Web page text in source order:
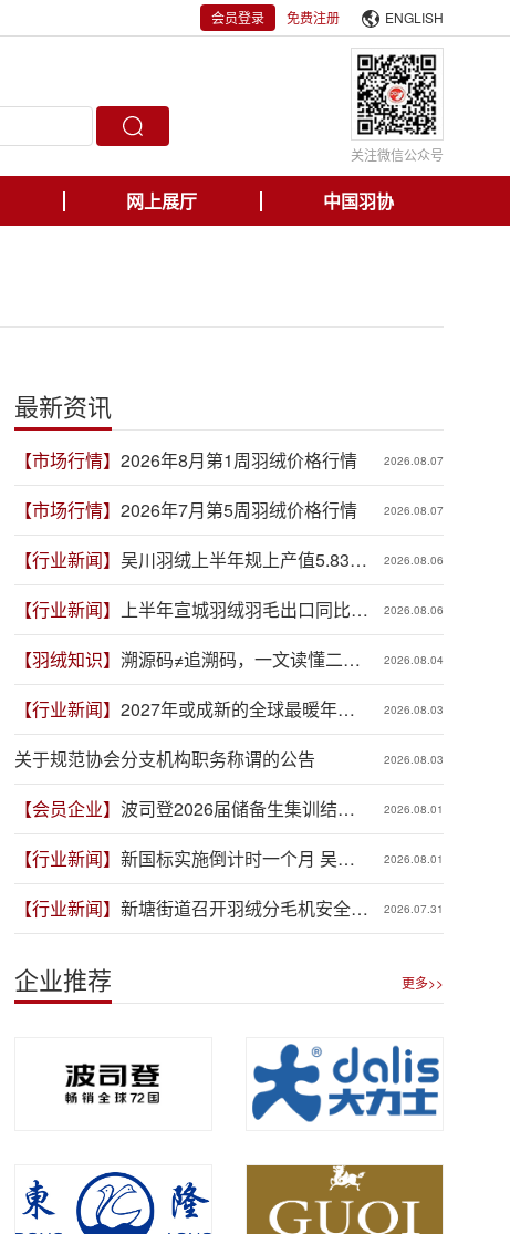
会员登录 免费注册 ENGLISH
关注微信公众号
网上展厅 中国羽协
最新资讯
【市场行情】 2026年8月第1周羽绒价格行情 2026.08.07
【市场行情】 2026年7月第5周羽绒价格行情 2026.08.07
【行业新闻】 吴川羽绒上半年规上产值5.83亿
元，同比增长19.3%
2026.08.06
【行业新闻】 上半年宣城羽绒羽毛出口同比增
长41.9%
2026.08.06
【羽绒知识】 溯源码≠追溯码，一文读懂二者
区别
2026.08.04
【行业新闻】 2027年或成新的全球最暖年
份，对羽绒产业有何影响？
2026.08.03
关于规范协会分支机构职务称谓的公告 2026.08.03
【会员企业】 波司登2026届储备生集训结
营，青春力量赋能品牌新程
2026.08.01
【行业新闻】 新国标实施倒计时一个月 吴川
羽绒企业集体“抢跑”新规
2026.08.01
【行业新闻】 新塘街道召开羽绒分毛机安全生
产专项整治推进会
2026.07.31
企业推荐 更多>>